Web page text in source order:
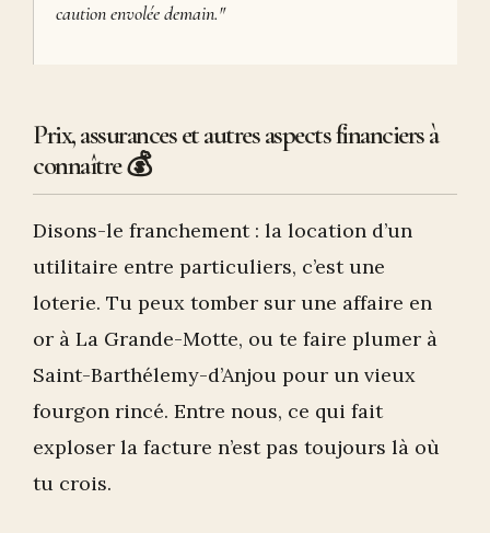
caution envolée demain."
Prix, assurances et autres aspects financiers à
connaître 💰
Disons-le franchement : la location d’un
utilitaire entre particuliers, c’est une
loterie. Tu peux tomber sur une affaire en
or à La Grande-Motte, ou te faire plumer à
Saint-Barthélemy-d’Anjou pour un vieux
fourgon rincé. Entre nous, ce qui fait
exploser la facture n’est pas toujours là où
tu crois.